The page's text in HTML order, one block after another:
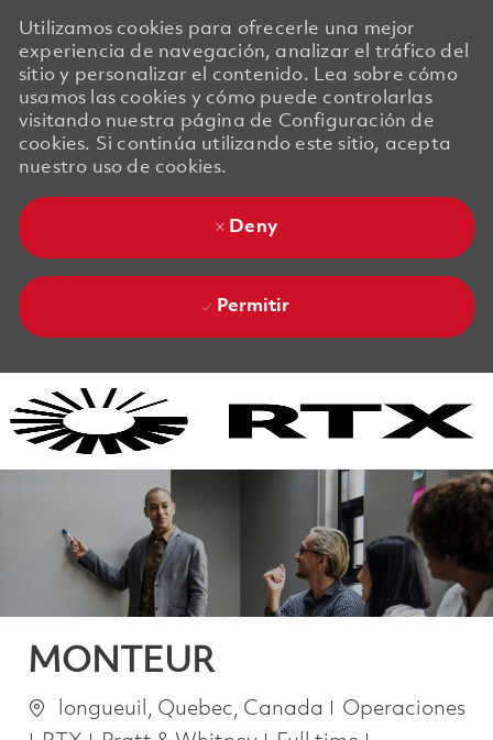
Utilizamos cookies para ofrecerle una mejor
experiencia de navegación, analizar el tráfico del
sitio y personalizar el contenido. Lea sobre cómo
usamos las cookies y cómo puede controlarlas
visitando nuestra página de Configuración de
cookies. Si continúa utilizando este sitio, acepta
nuestro uso de cookies.
Deny
Permitir
MONTEUR
Ubicación
longueuil, Quebec, Canada Categoría
Operaciones